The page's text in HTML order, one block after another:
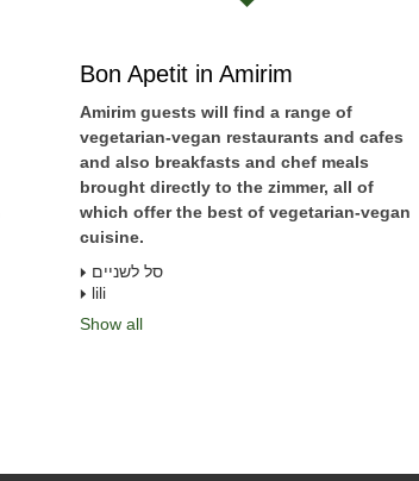
Bon Apetit in Amirim
Amirim guests will find a range of
vegetarian-vegan restaurants and cafes
and also breakfasts and chef meals
brought directly to the zimmer, all of
which offer the best of vegetarian-vegan
cuisine.
סל לשניים
lili
Show all